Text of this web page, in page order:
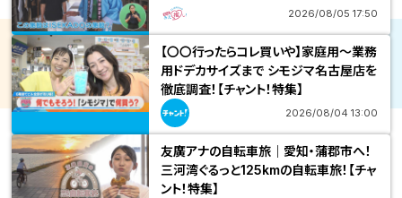
2026/08/05 17:50
2026/08/04 13:00
【〇〇行ったらコレ買いや】家庭用～業務
用ドデカサイズまで シモジマ名古屋店を
徹底調査！【チャント！特集】
友廣アナの自転車旅｜愛知・蒲郡市へ！
三河湾ぐるっと125kmの自転車旅！【チャ
ント！特集】